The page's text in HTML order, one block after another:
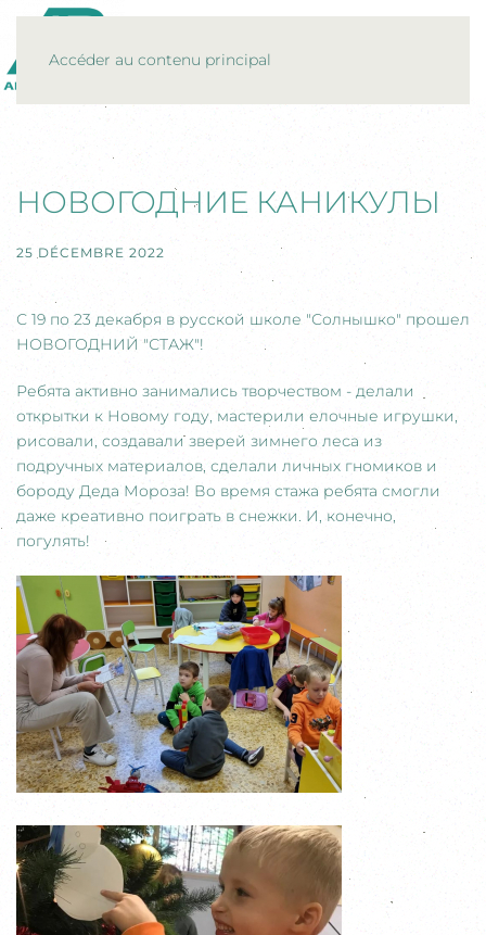
Accéder au contenu principal
НОВОГОДНИЕ КАНИКУЛЫ
25 DÉCEMBRE 2022
С 19 по 23 декабря в русской школе "Солнышко" прошел
НОВОГОДНИЙ "СТАЖ"!
Ребята активно занимались творчеством - делали
открытки к Новому году, мастерили елочные игрушки,
рисовали, создавали зверей зимнего леса из
подручных материалов, сделали личных гномиков и
бороду Деда Мороза! Во время стажа ребята смогли
даже креативно поиграть в снежки. И, конечно,
погулять!